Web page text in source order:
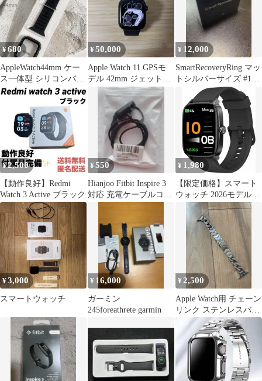
¥680
AppleWatch44mm ケー
ス一体型 シリコンバン
ド
¥50,000
Apple Watch 11 GPSモ
デル 42mm ジェットブ
ラック
¥ 12,000
SmartRecoveryRing マッ
トシルバーサイズ #10
新品未開封
¥2,500
【動作良好】Redmi
Watch 3 Active ブラック
¥550
Hianjoo Fitbit Inspire 3
対応 充電ケーブルコー
¥ 1,980
【限定価格】スマート
ウォッチ 2026モデル
1.83インチ大画面
¥3,000
スマートウォッチ
¥ 16,000
ガーミン
245foreathrete garmin
¥ 2,500
Apple Watch用 チェーン
リンク ステンレスバン
ド シルバー